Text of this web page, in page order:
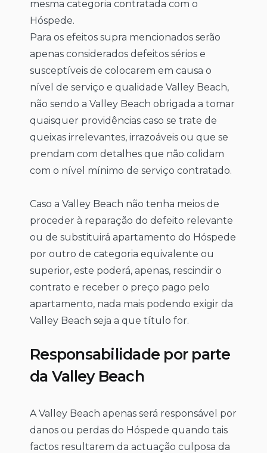
mesma categoria contratada com o
Hóspede.
Para os efeitos supra mencionados serão
apenas considerados defeitos sérios e
susceptíveis de colocarem em causa o
nível de serviço e qualidade Valley Beach,
não sendo a Valley Beach obrigada a tomar
quaisquer providências caso se trate de
queixas irrelevantes, irrazoáveis ou que se
prendam com detalhes que não colidam
com o nível mínimo de serviço contratado.
Caso a Valley Beach não tenha meios de
proceder à reparação do defeito relevante
ou de substituirá apartamento do Hóspede
por outro de categoria equivalente ou
superior, este poderá, apenas, rescindir o
contrato e receber o preço pago pelo
apartamento, nada mais podendo exigir da
Valley Beach seja a que título for.
Responsabilidade por parte
da Valley Beach
A Valley Beach apenas será responsável por
danos ou perdas do Hóspede quando tais
factos resultarem da actuação culposa da